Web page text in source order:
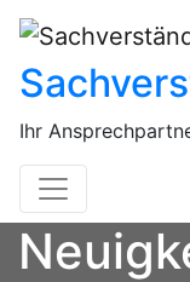
Springe
zum
Inhalt
Ihr